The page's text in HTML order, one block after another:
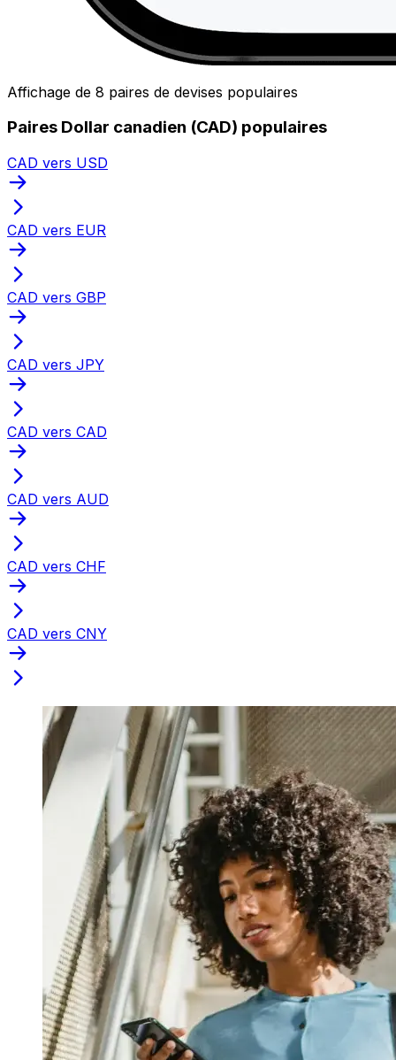
Affichage de 8 paires de devises populaires
Paires Dollar canadien (CAD) populaires
CAD vers USD
CAD vers EUR
CAD vers GBP
CAD vers JPY
CAD vers CAD
CAD vers AUD
CAD vers CHF
CAD vers CNY